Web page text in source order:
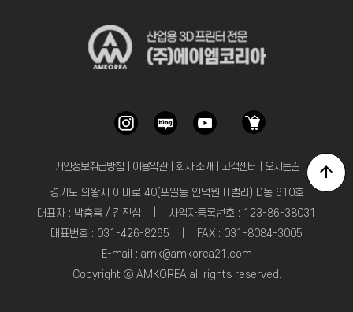
개인정보취급방침｜ 이용약관｜ 회사 소개 고객센터 오시는길
경기도 의왕시 이미로 40(포일동 인덕원 IT밸리) D동 610호
대표자 : 박충흠 / 김진섭 | 사업자등록번호 : 123-86-38031
대표번호 : 031-426-8265 | FAX : 031-8084-3005
E-mail : amk@amkorea21.com
Copyright ⓒ AMKOREA all rights reserved.